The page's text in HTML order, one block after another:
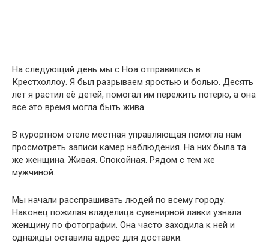
На следующий день мы с Ноа отправились в
Крестхоллоу. Я был разрываем яростью и болью. Десять
лет я растил её детей, помогал им пережить потерю, а она
всё это время могла быть жива.
В курортном отеле местная управляющая помогла нам
просмотреть записи камер наблюдения. На них была та
же женщина. Живая. Спокойная. Рядом с тем же
мужчиной.
Мы начали расспрашивать людей по всему городу.
Наконец пожилая владелица сувенирной лавки узнала
женщину по фотографии. Она часто заходила к ней и
однажды оставила адрес для доставки.